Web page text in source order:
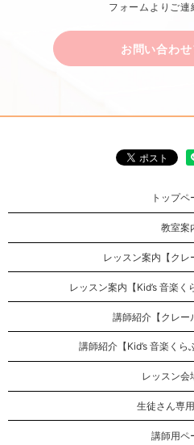
フォームよりご連
お問い合わ
トップペ
教室案
レッスン案内【クレ
レッスン案内【Kid’s 音楽く
講師紹介【クレー
講師紹介【Kid’s 音楽くら
レッスン会
生徒さん専
講師用ペ